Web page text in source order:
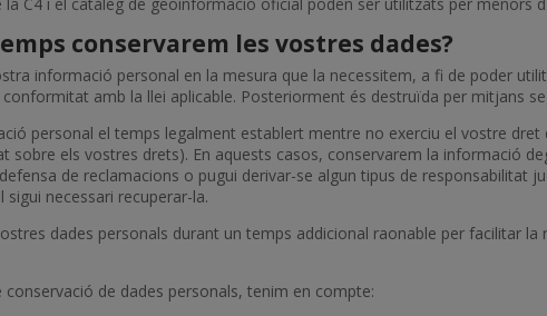
conservarem les vostres dades?
informació personal en la mesura que la necessitem, a fi de poder
amb la llei aplicable. Posteriorment és destruïda per mitjans
personal el temps legalment establert mentre no exerciu el vostre
sobre els vostres drets). En aquests casos, conservarem la informació
de reclamacions o pugui derivar-se algun tipus de responsabilitat
necessari recuperar-la.
dades personals durant un temps addicional raonable per facilitar la
de dades personals, tenim en compte: